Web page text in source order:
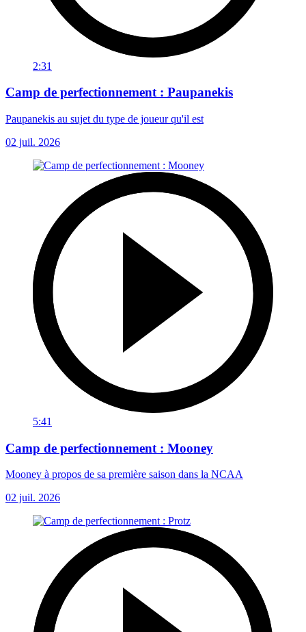
2:31
Camp de perfectionnement : Paupanekis
Paupanekis au sujet du type de joueur qu'il est
02 juil. 2026
5:41
Camp de perfectionnement : Mooney
Mooney à propos de sa première saison dans la NCAA
02 juil. 2026